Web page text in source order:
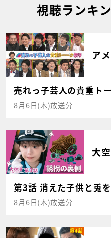
視聴ランキ
ア
売れっ子芸人の貴重ト
8月6日(木)放送分
大
第3話 消えた子供と兎を
8月6日(木)放送分